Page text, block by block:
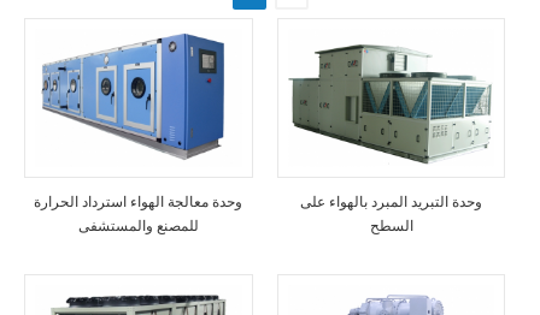
وحدة معالجة الهواء استرداد الحرارة
للمصنع والمستشفى
وحدة التبريد المبرد بالهواء على
السطح